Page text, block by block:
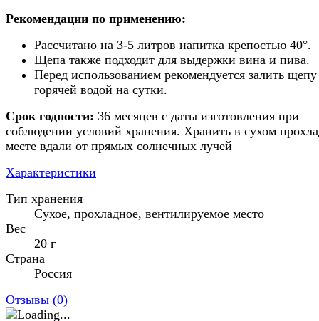
Рекомендации по применению:
Рассчитано на 3-5 литров напитка крепостью 40°.
Щепа также подходит для выдержки вина и пива.
Перед использованием рекомендуется залить щепу
горячей водой на сутки.
Срок годности: 36 месяцев с даты изготовления при
соблюдении условий хранения. Хранить в сухом
месте вдали от прямых солнечных лучей
Характеристики
Тип хранения
Сухое, прохладное, вентилируемое место
Вес
20 г
Страна
Россия
Отзывы (0)